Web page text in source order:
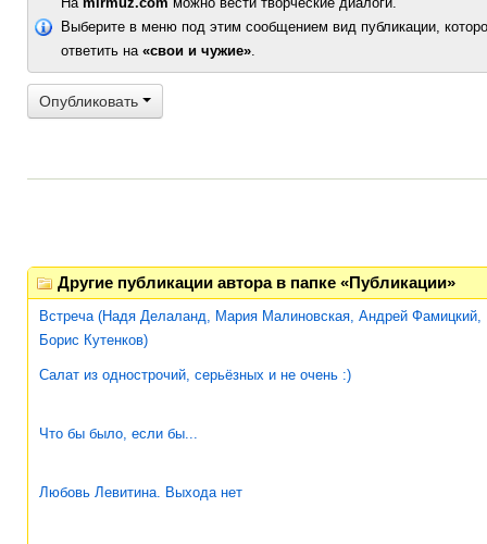
Выберите в меню под этим сообщением вид публикации,
ответить на «свои и чужие».
Опубликовать
Другие публикации автора в папке «Публикации»
Встреча (Надя Делаланд, Мария Малиновская, Андрей Фамицкий,
Борис Кутенков)
Салат из однострочий, серьёзных и не очень :)
Что бы было, если бы...
Любовь Левитина. Выхода нет